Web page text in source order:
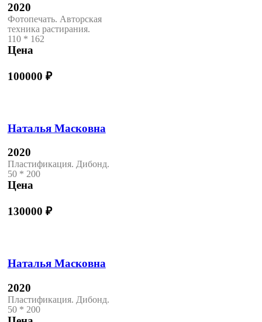
2020
Фотопечать. Авторская
техника растирания.
110 * 162
Цена
100000 ₽
Наталья Масковна
2020
Пластификация. Дибонд.
50 * 200
Цена
130000 ₽
Наталья Масковна
2020
Пластификация. Дибонд.
50 * 200